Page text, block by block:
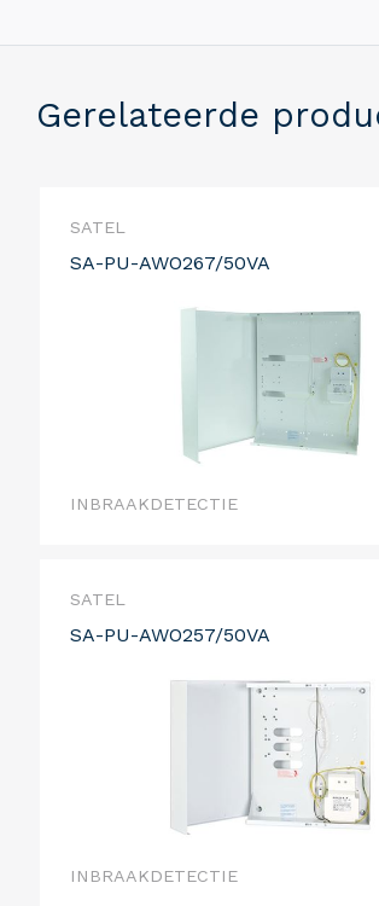
Gerelateerde
SATEL
SA-PU-AWO267/50VA
INBRAAKDETECTIE
SATEL
SA-PU-AWO257/50VA
INBRAAKDETECTIE